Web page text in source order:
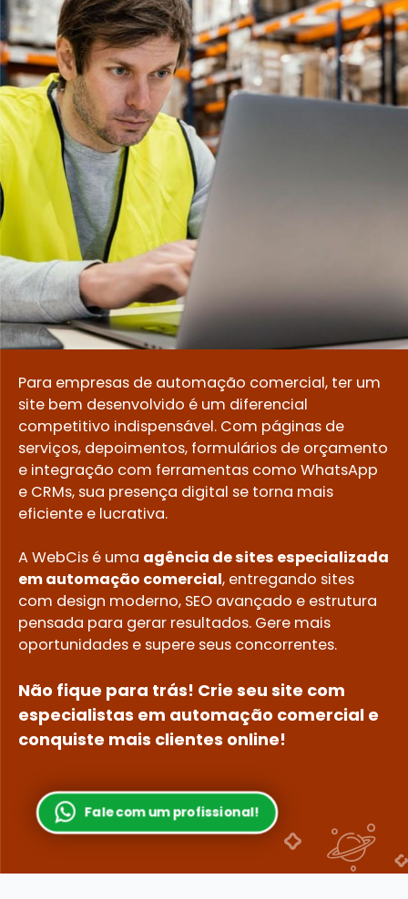
Para empresas de automação comercial, ter um
site bem desenvolvido é um diferencial
competitivo indispensável. Com páginas de
serviços, depoimentos, formulários de orçamento
e integração com ferramentas como WhatsApp
e CRMs, sua presença digital se torna mais
eficiente e lucrativa.
A WebCis é uma agência de sites especializada
em automação comercial, entregando sites
com design moderno, SEO avançado e estrutura
pensada para gerar resultados. Gere mais
oportunidades e supere seus concorrentes.
Não fique para trás! Crie seu site com
especialistas em automação comercial e
conquiste mais clientes online!
Fale com um profissional!